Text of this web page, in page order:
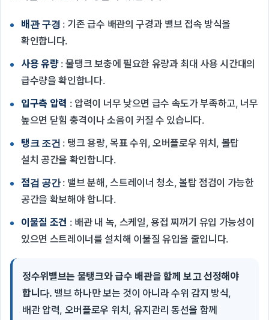
배관 구경 : 기존 급수 배관의 구경과 밸브 접속 방식을
확인합니다.
사용 유량: 물탱크 보충에 필요한 유량과 최대 사용 시간대의
급수량을 확인합니다.
입구측 압력 : 압력이 너무 낮으면 급수 속도가 부족하고, 너무
높으면 닫힘 충격이나 소음이 커질 수 있습니다.
탱크 조건 : 탱크 용량, 목표 수위, 오버플로우 위치, 볼탑
설치 공간을 확인합니다.
점검 공간: 밸브 분해, 스트레이너 청소, 볼탑 점검이 가능한
공간을 확보해야 합니다.
이물질 조건 : 배관 내 녹, 스케일, 용접 찌꺼기 유입 가능성이
있으면 스트레이너를 설치해 이물질 유입을 줄입니다.
정수위밸브는 물탱크와 급수 배관을 함께 보고 선정해야
합니다. 밸브 하나만 보는 것이 아니라 수위 감지 방식,
배관 압력, 오버플로우 위치, 유지관리 동선을 함께